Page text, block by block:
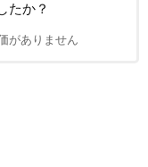
たか？
がありません